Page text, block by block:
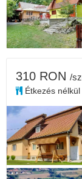
310 RON /
Étkezés nélkül